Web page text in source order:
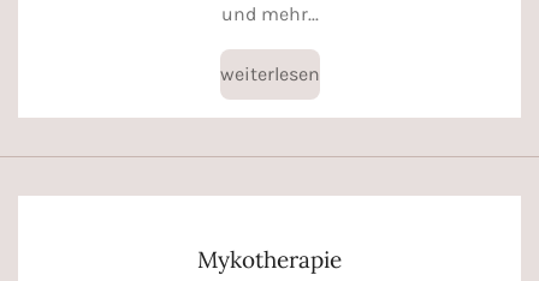
und mehr...
weiterlesen
Mykotherapie